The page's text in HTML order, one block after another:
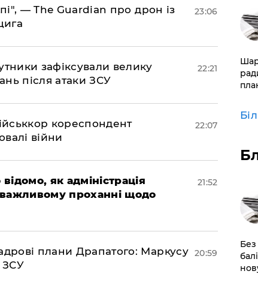
— The Guardian про дрон із
23:06
зафіксували велику
після атаки ЗСУ
22:21
кореспондент
війни
22:07
як адміністрація
важливому проханні щодо
21:52
плани Драпатого: Маркусу
ЗСУ
20:59